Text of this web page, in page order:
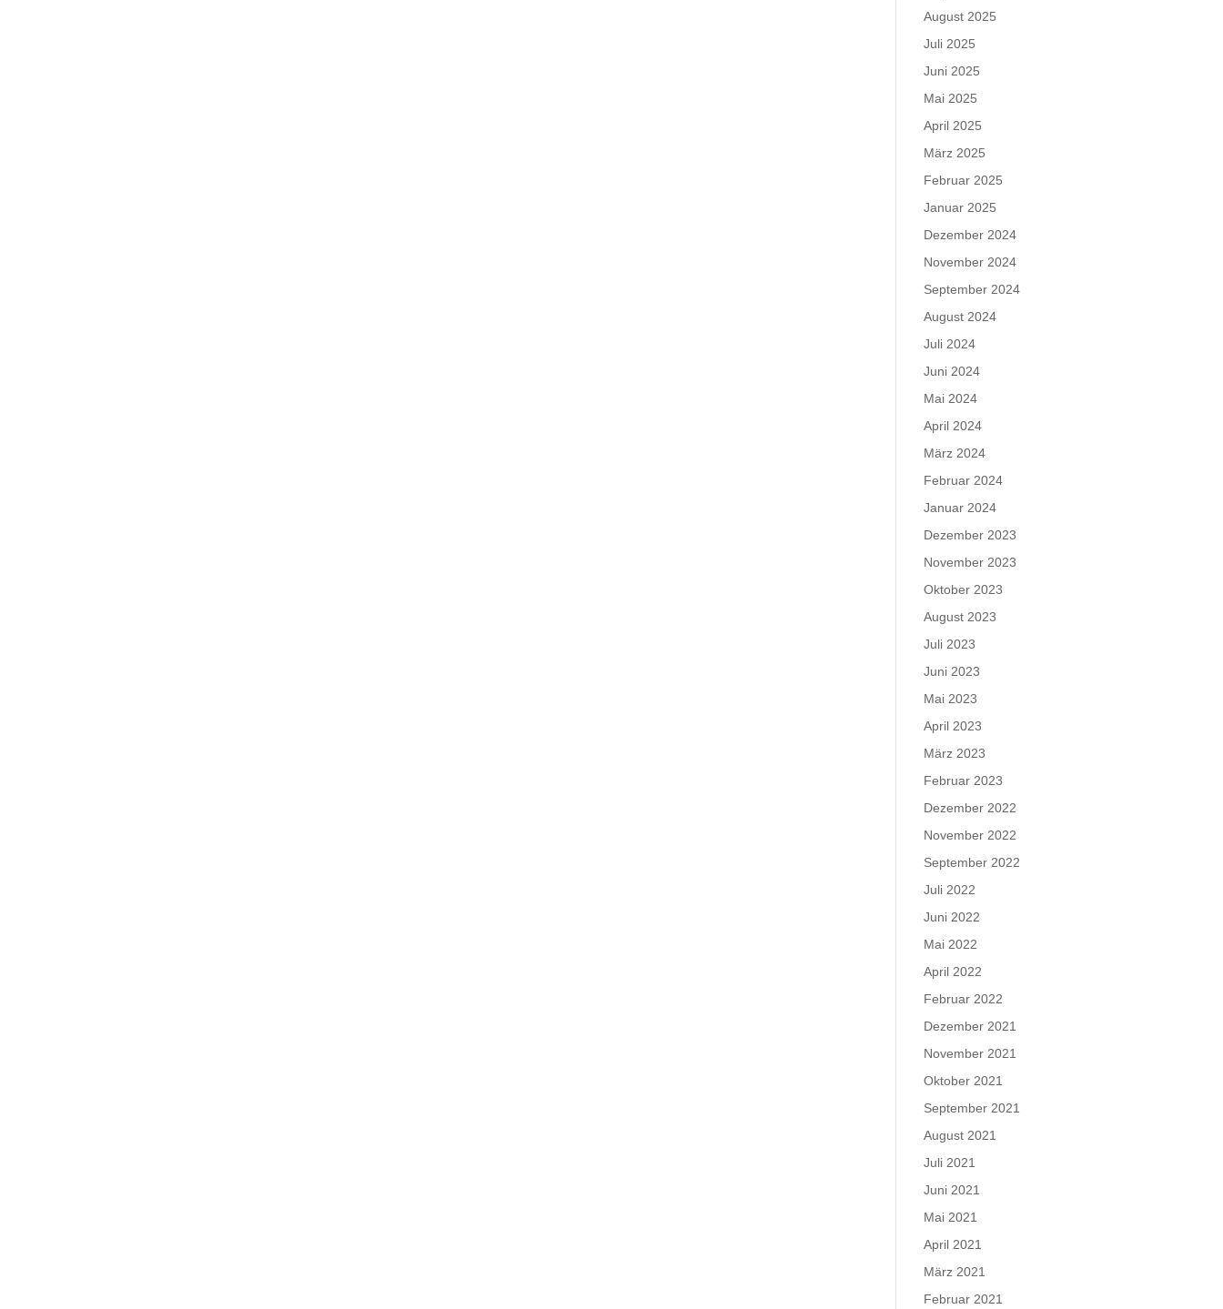
August 2025
Juli 2025
Juni 2025
Mai 2025
April 2025
März 2025
Februar 2025
Januar 2025
Dezember 2024
November 2024
September 2024
August 2024
Juli 2024
Juni 2024
Mai 2024
April 2024
März 2024
Februar 2024
Januar 2024
Dezember 2023
November 2023
Oktober 2023
August 2023
Juli 2023
Juni 2023
Mai 2023
April 2023
März 2023
Februar 2023
Dezember 2022
November 2022
September 2022
Juli 2022
Juni 2022
Mai 2022
April 2022
Februar 2022
Dezember 2021
November 2021
Oktober 2021
September 2021
August 2021
Juli 2021
Juni 2021
Mai 2021
April 2021
März 2021
Februar 2021